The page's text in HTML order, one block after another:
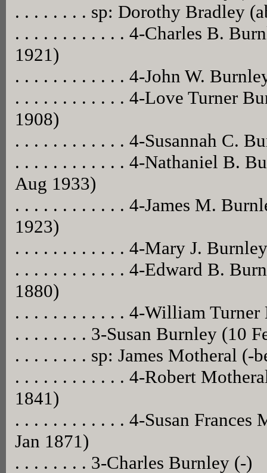
. . . . . . . . sp: Dorothy Bradley
. . . . . . . . . . . . 4-Charles B.
1921)
. . . . . . . . . . . . 4-John W.
. . . . . . . . . . . . 4-Love Turner
1908)
. . . . . . . . . . . . 4-Susannah C.
. . . . . . . . . . . . 4-Nathaniel B.
Aug 1933)
. . . . . . . . . . . . 4-James M.
1923)
. . . . . . . . . . . . 4-Mary J.
. . . . . . . . . . . . 4-Edward B.
1880)
. . . . . . . . . . . . 4-William Turner
. . . . . . . . 3-Susan Burnley (10
. . . . . . . . sp: James Motheral (-
. . . . . . . . . . . . 4-Robert
1841)
. . . . . . . . . . . . 4-Susan Frances
Jan 1871)
. . . . . . . . 3-Charles Burnley (-)